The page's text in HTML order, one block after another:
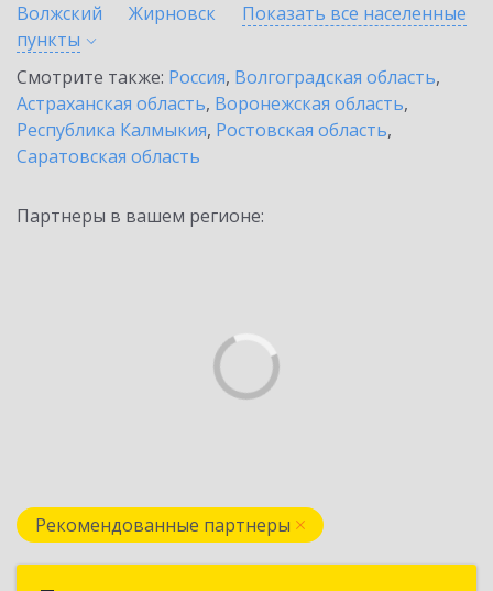
Волжский
Жирновск
Показать все населенные
пункты
Смотрите также: Россия, Волгоградская область,
Астраханская область, Воронежская область,
Республика Калмыкия, Ростовская область,
Саратовская область
Партнеры в вашем регионе:
Рекомендованные партнеры